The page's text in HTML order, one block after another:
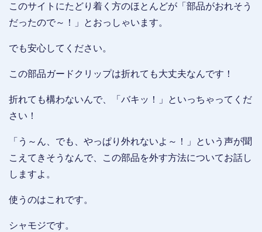
このサイトにたどり着く方のほとんどが「部品がおれそう
だったので～！」とおっしゃいます。
でも安心してください。
この部品ガードクリップは折れても大丈夫なんです！
折れても構わないんで、「バキッ！」といっちゃってくだ
さい！
「う～ん、でも、やっぱり外れないよ～！」という声が聞
こえてきそうなんで、この部品を外す方法についてお話し
しますよ。
使うのはこれです。
シャモジです。